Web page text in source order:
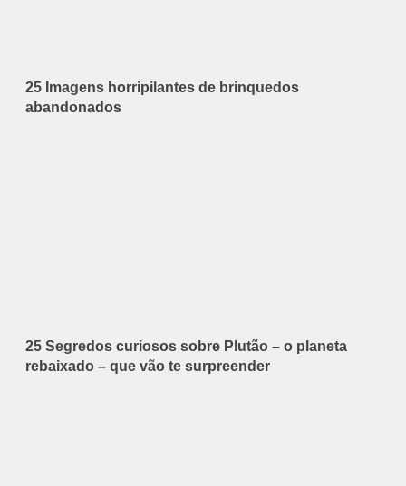
25 Imagens horripilantes de brinquedos
abandonados
25 Segredos curiosos sobre Plutão – o planeta
rebaixado – que vão te surpreender